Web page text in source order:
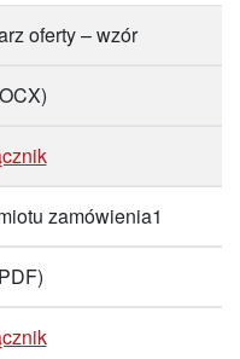
oferty – wzór
zamówienia1